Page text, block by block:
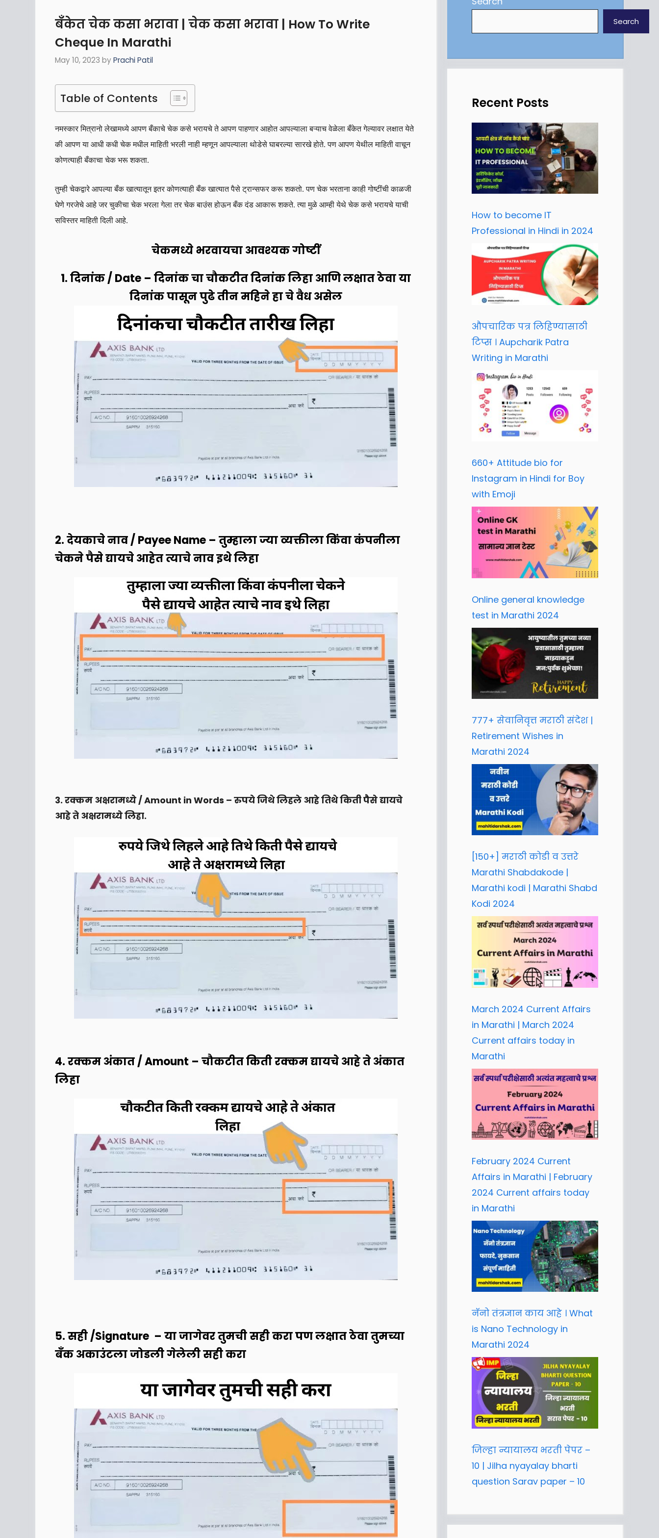
बँकेत चेक कसा भरावा | चेक कसा भरावा | How To Write
Cheque In Marathi
May 10, 2023 by Prachi Patil
Table of Contents
नमस्कार मित्रानो लेखामध्ये आपण बँकाचे चेक कसे भरायचे ते आपण पाहणार आहोत आपल्याला बऱ्याच वेळेला बँकेत गेल्यावर लक्षात येते
की आपण या आधी कधी चेक मधील माहिती भरली नाही म्हणून आपल्याला थोडेसे घाबरल्या सारखे होते. पण आपण येथील माहिती वाचून
कोणत्याही बँकाचा चेक भरू शकता.
तुम्ही चेकद्वारे आपल्या बँक खात्यातून इतर कोणत्याही बँक खात्यात पैसे ट्रान्सफर करू शकतो. पण चेक भरताना काही गोष्टींची काळजी
घेणे गरजेचे आहे जर चुकीचा चेक भरला गेला तर चेक बाउंस होऊन बँक दंड आकारू शकते. त्या मुळे आम्ही येथे चेक कसे भरायचे याची
सविस्तर माहिती दिली आहे.
चेकमध्ये भरवायचा आवश्यक गोष्टीं
1. दिनांक / Date – दिनांक चा चौकटीत दिनांक लिहा आणि लक्षात ठेवा या
दिनांक पासून पुढे तीन महिने हा चे वैध असेल
2. देयकाचे नाव / Payee Name – तुम्हाला ज्या व्यक्तीला किंवा कंपनीला
चेकने पैसे द्यायचे आहेत त्याचे नाव इथे लिहा
3. रक्कम अक्षरामध्ये / Amount in Words – रुपये जिथे लिहले आहे तिथे किती पैसे द्यायचे
आहे ते अक्षरामध्ये लिहा.
4. रक्कम अंकात / Amount – चौकटीत किती रक्कम द्यायचे आहे ते अंकात
लिहा
5. सही /Signature – या जागेवर तुमची सही करा पण लक्षात ठेवा तुमच्या
बँक अकाउंटला जोडली गेलेली सही करा
Search
Recent Posts
How to become IT
Professional in Hindi in 2024
औपचारिक पत्र लिहिण्यासाठी
टिप्स । Aupcharik Patra
Writing in Marathi
660+ Attitude bio for
Instagram in Hindi for Boy
with Emoji
Online general knowledge
test in Marathi 2024
777+ सेवानिवृत्त मराठी संदेश |
Retirement Wishes in
Marathi 2024
[150+] मराठी कोडी व उत्तरे
Marathi Shabdakode |
Marathi kodi | Marathi Shabd
Kodi 2024
March 2024 Current Affairs
in Marathi | March 2024
Current affairs today in
Marathi
February 2024 Current
Affairs in Marathi | February
2024 Current affairs today
in Marathi
नॅनो तंत्रज्ञान काय आहे । What
is Nano Technology in
Marathi 2024
जिल्हा न्यायालय भरती पेपर –
10 | Jilha nyayalay bharti
question Sarav paper – 10